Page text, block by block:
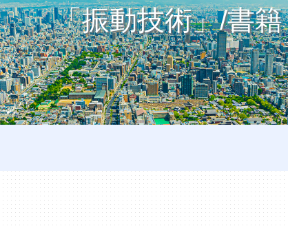
「振動技術」/書籍